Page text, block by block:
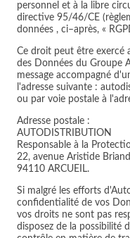
personnel et à la libre
directive 95/46/CE
données , ci–après, «
Ce droit peut être exercé
des Données du Groupe
message accompagné
l'adresse suivante :
ou par voie postale à
Adresse postale :
AUTODISTRIBUTION
Responsable à la
22, avenue Aristide
94110 ARCUEIL.
Si malgré les efforts
confidentialité de vos
vos droits ne sont pas
disposez de la possibilité